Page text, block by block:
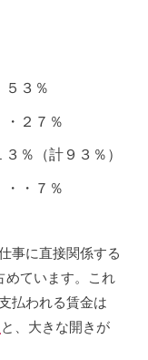
３％
２７％
％（計９３％）
・７％
に直接関係する
めています。これ
払われる賃金は
と、大きな開きが